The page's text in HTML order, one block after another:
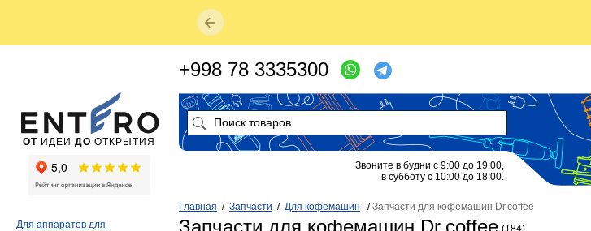
Главная / Запчасти / Для кофемашин /Запчасти для кофемашин Dr.coffee
Запчасти для кофемашин Dr.coffee (184)
Для аппаратов для
ОТ ИДЕИ ДО ОТКРЫТИЯ
+998 78 3335300
Звоните в будни с 9:00 до 19:00,
в субботу с 10:00 до 18:00.